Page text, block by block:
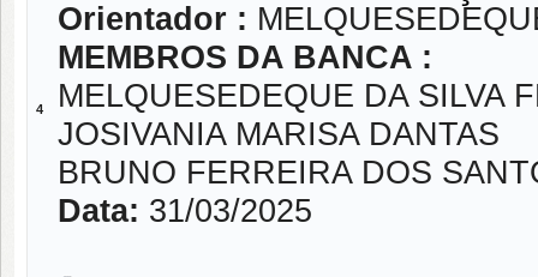
4
Orientador :
MEMBROS DA BANCA :
MELQUESEDEQUE DA SILVA
JOSIVANIA MARISA DANTAS
BRUNO FERREIRA DOS
Data: 31/03/2025